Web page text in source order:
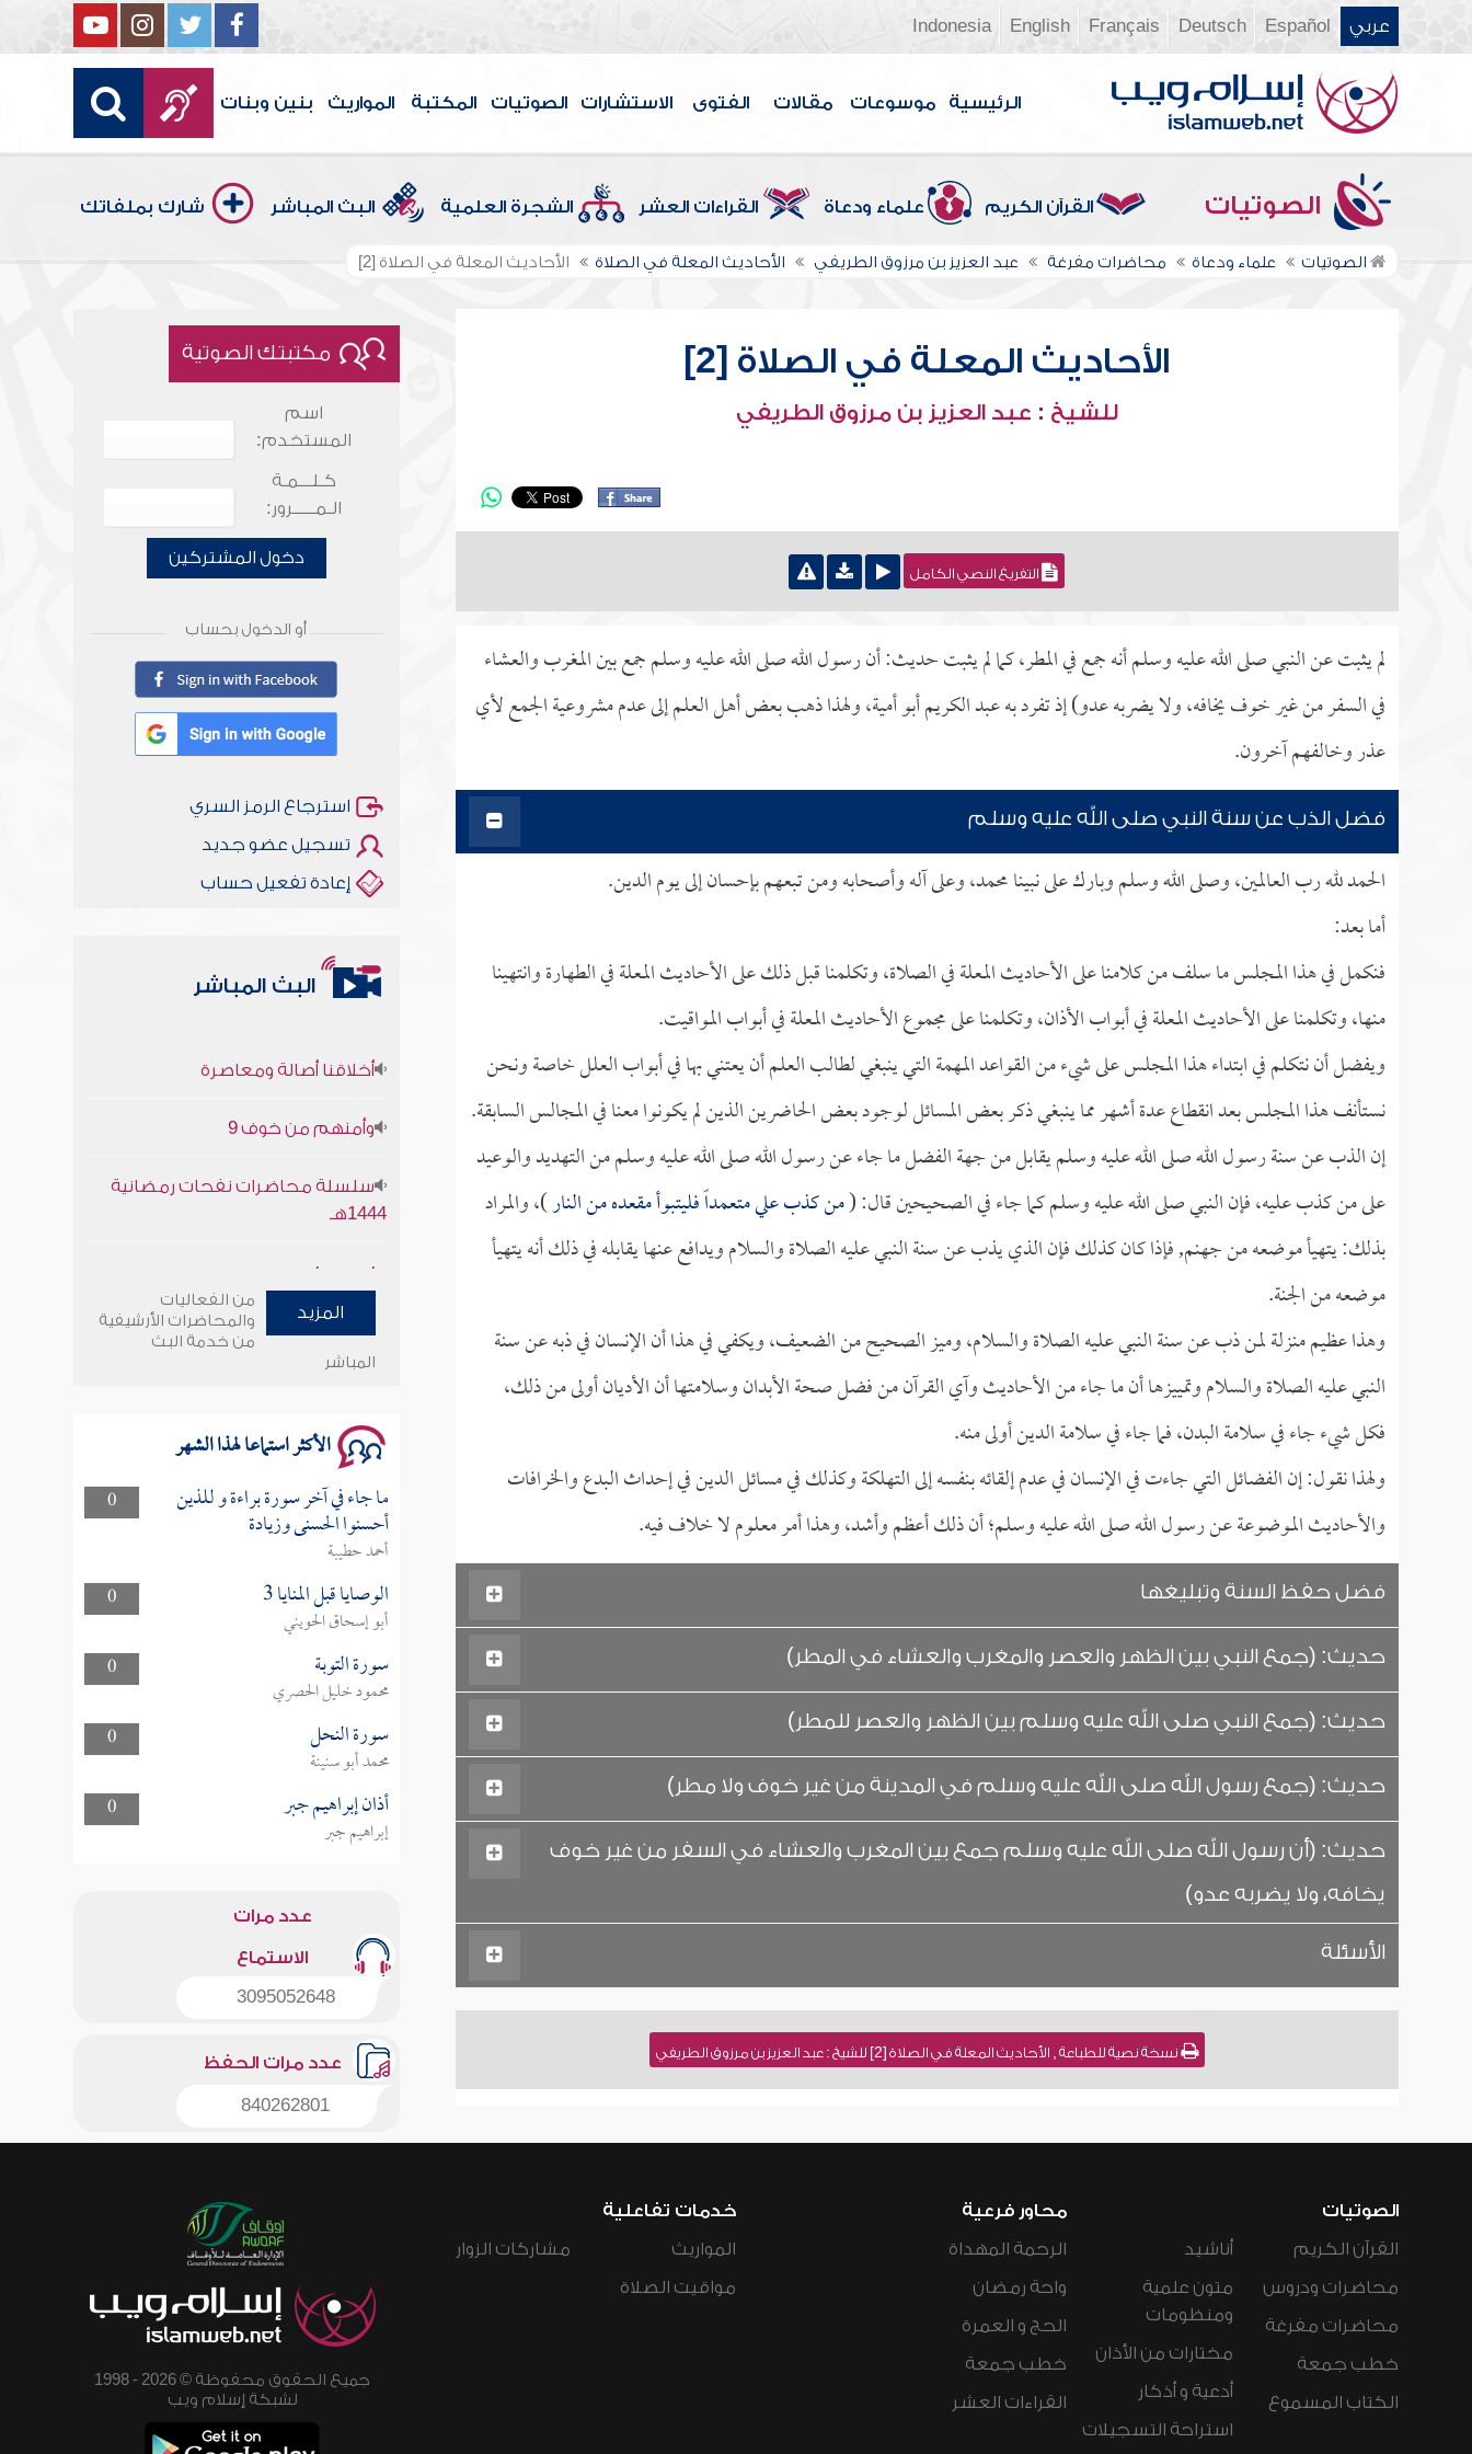
عربي Español
Deutsch
Français
English
Indonesia
الرئيسية موسوعات مقالات الفتوى الاستشارات الصوتيات المكتبة المواريث بنين وبنات
الصوتيات القرآن الكريم علماء ودعاة القراءات العشر الشجرة العلمية البث المباشر شارك بملفاتك
الصوتيات علماء ودعاة محاضرات مفرغة عبد العزيز بن مرزوق الطريفي الأحاديث المعلة في الصلاة الأحاديث المعلة في الصلاة [2]
الأحاديث المعلة في الصلاة [2]
للشيخ : عبد العزيز بن مرزوق الطريفي
التفريغ النصي الكامل
لم يثبت عن النبي صلى الله عليه وسلم أنه جمع في المطر، كما لم يثبت حديث: أن رسول الله صلى الله عليه وسلم جمع بين المغرب والعشاء
في السفر من غير خوف يخافه، ولا يضربه عدو) إذ تفرد به عبد الكريم أبو أمية، ولهذا ذهب بعض أهل العلم إلى عدم مشروعية الجمع لأي
عذر وخالفهم آخرون.
فضل الذب عن سنة النبي صلى الله عليه وسلم
الحمد لله رب العالمين، وصلى الله وسلم وبارك على نبينا محمد، وعلى آله وأصحابه ومن تبعهم بإحسان إلى يوم الدين.
أما بعد:
فنكمل في هذا المجلس ما سلف من كلامنا على الأحاديث المعلة في الصلاة، وتكلمنا قبل ذلك على الأحاديث المعلة في الطهارة وانتهينا
منها، وتكلمنا على الأحاديث المعلة في أبواب الأذان، وتكلمنا على مجموع الأحاديث المعلة في أبواب المواقيت.
ويفضل أن نتكلم في ابتداء هذا المجلس على شيء من القواعد المهمة التي ينبغي لطالب العلم أن يعتني بها في أبواب العلل خاصة ونحن
نستأنف هذا المجلس بعد انقطاع عدة أشهر مما ينبغي ذكر بعض المسائل لوجود بعض الحاضرين الذين لم يكونوا معنا في المجالس السابقة.
إن الذب عن سنة رسول الله صلى الله عليه وسلم يقابل من جهة الفضل ما جاء عن رسول الله صلى الله عليه وسلم من التهديد والوعيد
على من كذب عليه، فإن النبي صلى الله عليه وسلم كما جاء في الصحيحين قال: (من كذب علي متعمداً فليتبوأ مقعده من النار)، والمراد
بذلك: يتهيأ موضعه من جهنم, فإذا كان كذلك فإن الذي يذب عن سنة النبي عليه الصلاة والسلام ويدافع عنها يقابله في ذلك أنه يتهيأ
موضعه من الجنة.
وهذا عظيم منزلة لمن ذب عن سنة النبي عليه الصلاة والسلام، وميز الصحيح من الضعيف، ويكفي في هذا أن الإنسان في ذبه عن سنة
النبي عليه الصلاة والسلام وتمييزها أن ما جاء من الأحاديث وآي القرآن من فضل صحة الأبدان وسلامتها أن الأديان أولى من ذلك،
فكل شيء جاء في سلامة البدن، فما جاء في سلامة الدين أولى منه.
ولهذا نقول: إن الفضائل التي جاءت في الإنسان في عدم إلقائه بنفسه إلى التهلكة وكذلك في مسائل الدين في إحداث البدع والخرافات
والأحاديث الموضوعة عن رسول الله صلى الله عليه وسلم؛ أن ذلك أعظم وأشد، وهذا أمر معلوم لا خلاف فيه.
فضل حفظ السنة وتبليغها
حديث: (جمع النبي بين الظهر والعصر والمغرب والعشاء في المطر)
حديث: (جمع النبي صلى الله عليه وسلم بين الظهر والعصر للمطر)
حديث: (جمع رسول الله صلى الله عليه وسلم في المدينة من غير خوف ولا مطر)
حديث: (أن رسول الله صلى الله عليه وسلم جمع بين المغرب والعشاء في السفر من غير خوف
يخافه، ولا يضربه عدو)
الأسئلة
نسخة نصية للطباعة , الأحاديث المعلة في الصلاة [2] للشيخ : عبد العزيز بن مرزوق الطريفي
مكتبتك الصوتية
اسم
المستخدم:
كـلـــمـة
الـمـــــرور:
دخول المشتركين
أو الدخول بحساب
استرجاع الرمز السري
تسجيل عضو جديد
إعادة تفعيل حساب
البث المباشر
1444هـ
وأمنهم من خوف 9
سلسلة محاضرات نفحات رمضانية
المزيد
من الفعاليات
والمحاضرات الأرشيفية
من خدمة البث
المباشر
الأكثر استماعا لهذا الشهر
0 ما جاء في آخر سورة براءة و للذين
أحسنوا الحسنى وزيادة
أحمد حطيبة
0
الوصايا قبل المنايا 3
أبو إسحاق الحويني
0
سورة التوبة
محمود خليل الحصري
0
سورة النحل
محمد أبو سنينة
0
أذان إبراهيم جبر
إبراهيم جبر
عدد مرات
الاستماع
3095052648
عدد مرات الحفظ
840262801
الصوتيات
القرآن الكريم
محاضرات ودروس
محاضرات مفرغة
خطب جمعة
الكتاب المسموع
أناشيد
متون علمية
ومنظومات
مختارات من الأذان
أدعية و أذكار
استراحة التسجيلات
محاور فرعية
الرحمة المهداة
واحة رمضان
الحج و العمرة
خطب جمعة
القراءات العشر
خدمات تفاعلية
المواريث
مواقيت الصلاة
مشاركات الزوار
جميع الحقوق محفوظة © 2026 - 1998
لشبكة إسلام ويب